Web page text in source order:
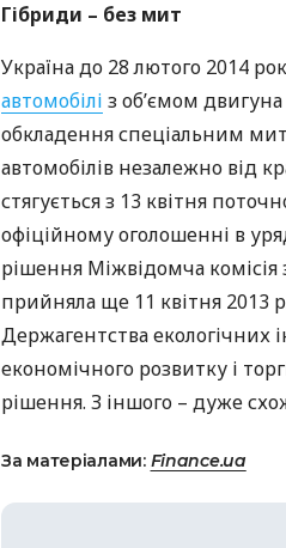
Гібриди – без мит
Україна до 28 лютого 2014
автомобілі з об’ємом
обкладення спеціальним
автомобілів незалежно від
стягується з 13 квітня
офіційному оголошенні в
рішення Міжвідомча комісія
прийняла ще 11 квітня 2013
Держагентства екологічних
економічного розвитку і
рішення. З іншого – дуже
За матеріалами: Finance.ua